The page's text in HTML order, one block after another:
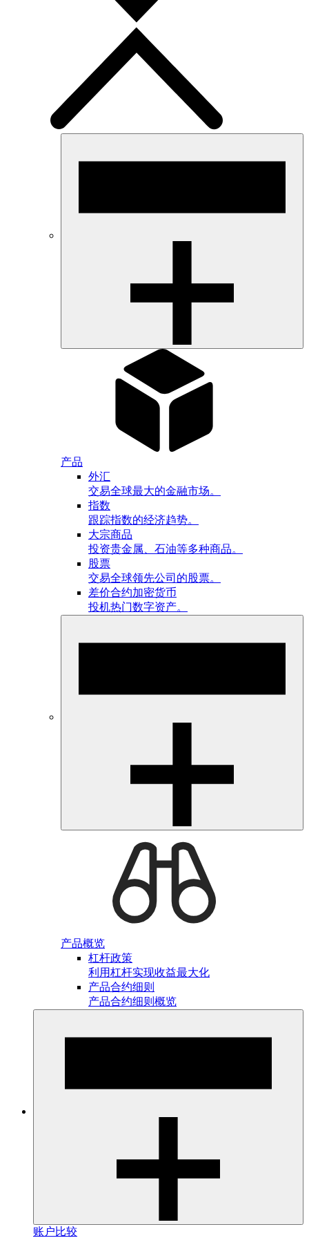
产品
外汇
交易全球最大的金融市场。
指数
跟踪指数的经济趋势。
大宗商品
投资贵金属、石油等多种商品。
股票
交易全球领先公司的股票。
差价合约加密货币
投机热门数字资产。
产品概览
杠杆政策
利用杠杆实现收益最大化
产品合约细则
产品合约细则概览
账户比较